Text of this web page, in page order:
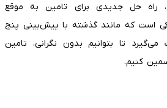
راه حل جدیدی برای تامین به موقع
است که مانند گذشته با پیش‌بینی پنج
تا بتوانیم بدون نگرانی، تامین
کنیم.